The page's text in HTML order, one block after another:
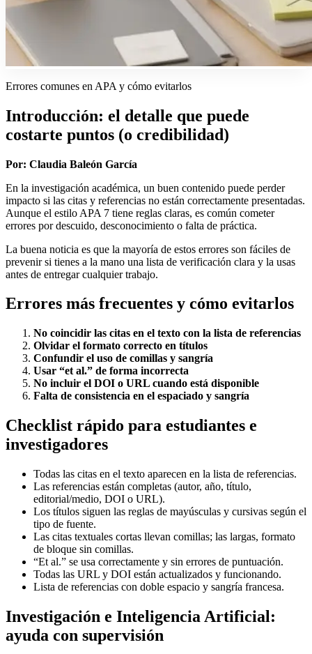
Errores comunes en APA y cómo evitarlos
Introducción: el detalle que puede
costarte puntos (o credibilidad)
Por: Claudia Baleón García
En la investigación académica, un buen contenido puede perder
impacto si las citas y referencias no están correctamente presentadas.
Aunque el estilo APA 7 tiene reglas claras, es común cometer
errores por descuido, desconocimiento o falta de práctica.
La buena noticia es que la mayoría de estos errores son fáciles de
prevenir si tienes a la mano una lista de verificación clara y la usas
antes de entregar cualquier trabajo.
Errores más frecuentes y cómo evitarlos
No coincidir las citas en el texto con la lista de referencias
Olvidar el formato correcto en títulos
Confundir el uso de comillas y sangría
Usar “et al.” de forma incorrecta
No incluir el DOI o URL cuando está disponible
Falta de consistencia en el espaciado y sangría
Checklist rápido para estudiantes e
investigadores
Todas las citas en el texto aparecen en la lista de referencias.
Las referencias están completas (autor, año, título,
editorial/medio, DOI o URL).
Los títulos siguen las reglas de mayúsculas y cursivas según el
tipo de fuente.
Las citas textuales cortas llevan comillas; las largas, formato
de bloque sin comillas.
“Et al.” se usa correctamente y sin errores de puntuación.
Todas las URL y DOI están actualizados y funcionando.
Lista de referencias con doble espacio y sangría francesa.
Investigación e Inteligencia Artificial:
ayuda con supervisión